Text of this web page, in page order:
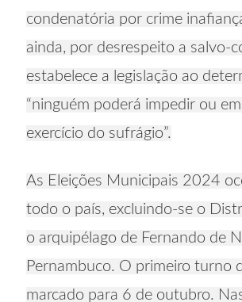
condenatória por crime
ainda, por desrespeito a salvo-
estabelece a legislação ao
“ninguém poderá impedir ou
exercício do sufrágio”.
As Eleições Municipais 2024
todo o país, excluindo-se o
o arquipélago de Fernando de
Pernambuco. O primeiro turno
marcado para 6 de outubro.